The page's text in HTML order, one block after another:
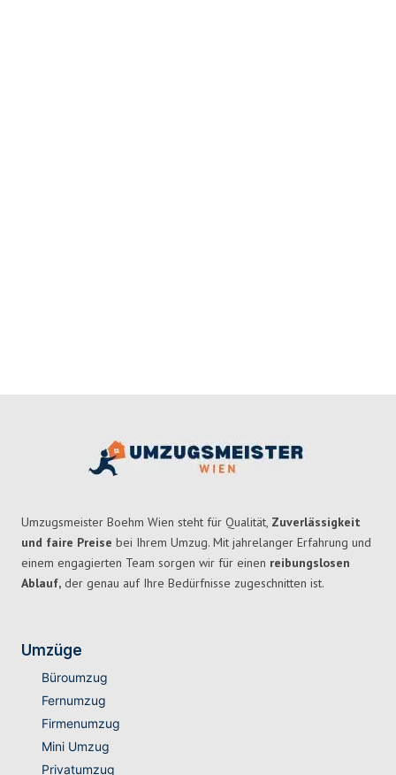
Umzugsmeister Boehm Wien steht für Qualität, Zuverlässigkeit
und faire Preise bei Ihrem Umzug. Mit jahrelanger Erfahrung und
einem engagierten Team sorgen wir für einen reibungslosen
Ablauf, der genau auf Ihre Bedürfnisse zugeschnitten ist.
Umzüge
Büroumzug
Fernumzug
Firmenumzug
Mini Umzug
Privatumzug